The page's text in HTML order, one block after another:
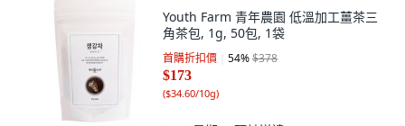
Youth Farm 青年農園 低溫加工薑茶三
角茶包, 1g, 50包, 1袋
首購折扣價 54%$378
$173
($34.60/10g)